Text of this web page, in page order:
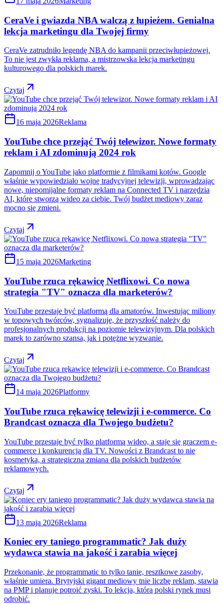
CeraVe i gwiazda NBA walczą z łupieżem. Genialna
lekcja marketingu dla Twojej firmy
CeraVe zatrudniło legendę NBA do kampanii przeciwłupieżowej.
To nie jest zwykła reklama, a mistrzowska lekcja marketingu
kulturowego dla polskich marek.
Czytaj
16 maja 2026Reklama
YouTube chce przejąć Twój telewizor. Nowe formaty
reklam i AI zdominują 2024 rok
Zapomnij o YouTube jako platformie z filmikami kotów. Google
właśnie wypowiedziało wojnę tradycyjnej telewizji, wprowadzając
nowe, niepomijalne formaty reklam na Connected TV i narzędzia
AI, które stworzą wideo za ciebie. Twój budżet mediowy zaraz
mocno się zmieni.
Czytaj
15 maja 2026Marketing
YouTube rzuca rękawicę Netflixowi. Co nowa
strategia "TV" oznacza dla marketerów?
YouTube przestaje być platformą dla amatorów. Inwestując miliony
w topowych twórców, sygnalizuje, że przyszłość należy do
profesjonalnych produkcji na poziomie telewizyjnym. Dla polskich
marek to zarówno szansa, jak i potężne wyzwanie.
Czytaj
14 maja 2026Platformy
YouTube rzuca rękawicę telewizji i e-commerce. Co
Brandcast oznacza dla Twojego budżetu?
YouTube przestaje być tylko platformą wideo, a staje się graczem e-
commerce i konkurencją dla TV. Nowości z Brandcast to nie
kosmetyka, a strategiczna zmiana dla polskich budżetów
reklamowych.
Czytaj
13 maja 2026Reklama
Koniec ery taniego programmatic? Jak duży
wydawca stawia na jakość i zarabia więcej
Przekonanie, że programmatic to tylko tanie, resztkowe zasoby,
właśnie umiera. Brytyjski gigant mediowy tnie liczbę reklam, stawia
na PMP i planuje potroić zyski. To lekcja, którą polski rynek musi
odrobić.